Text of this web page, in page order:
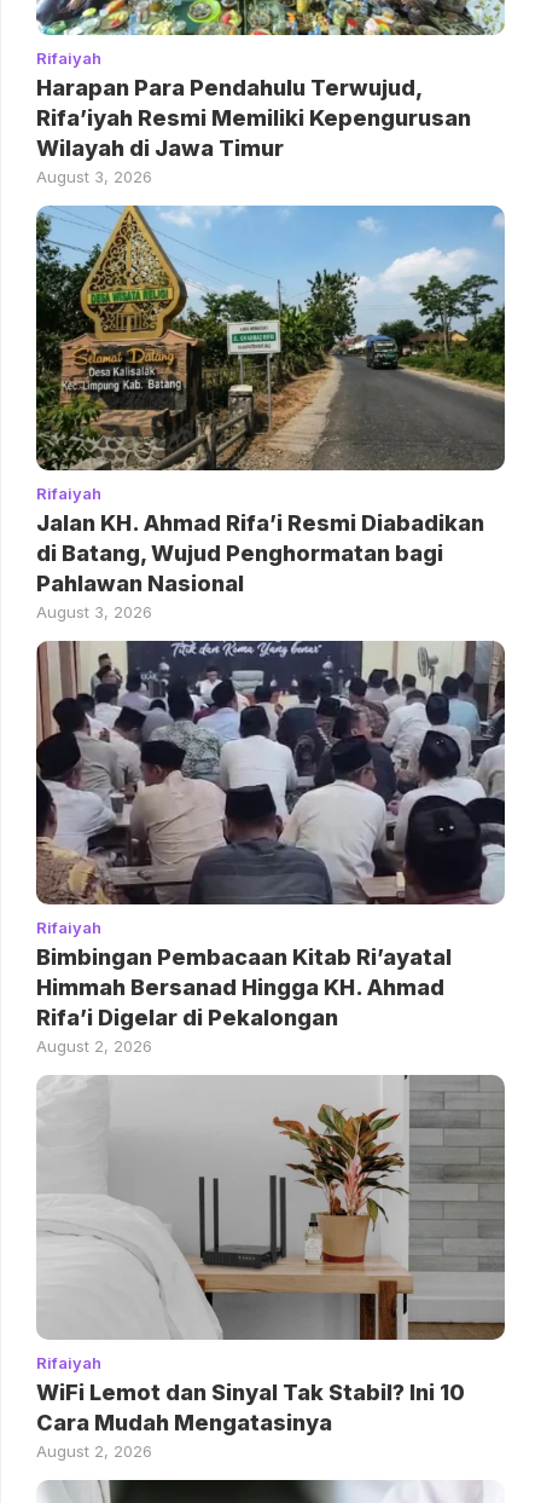
Rifaiyah
Harapan Para Pendahulu Terwujud,
Rifa’iyah Resmi Memiliki Kepengurusan
Wilayah di Jawa Timur
August 3, 2026
Rifaiyah
Jalan KH. Ahmad Rifa’i Resmi Diabadikan
di Batang, Wujud Penghormatan bagi
Pahlawan Nasional
August 3, 2026
Rifaiyah
Bimbingan Pembacaan Kitab Ri’ayatal
Himmah Bersanad Hingga KH. Ahmad
Rifa’i Digelar di Pekalongan
August 2, 2026
Rifaiyah
WiFi Lemot dan Sinyal Tak Stabil? Ini 10
Cara Mudah Mengatasinya
August 2, 2026